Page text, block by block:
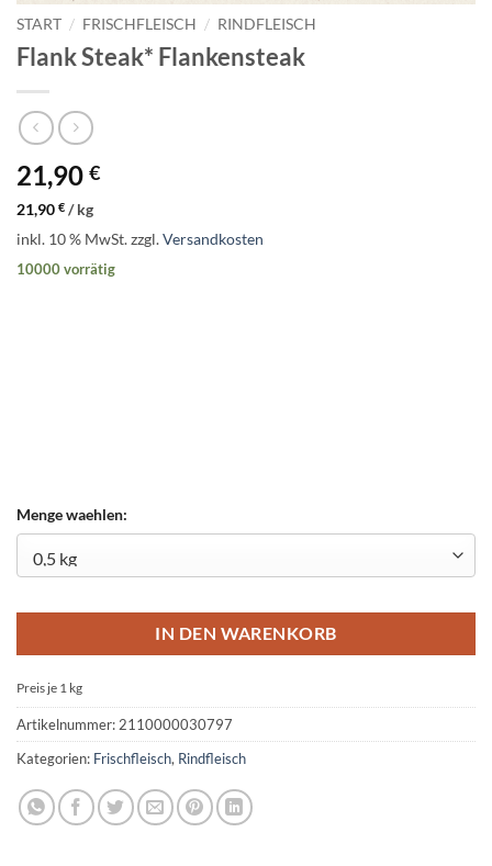
START / FRISCHFLEISCH / RINDFLEISCH
Flank Steak* Flankensteak
21,90 €
21,90 € /kg
inkl. 10 % MwSt.zzgl.Versandkosten
10000 vorrätig
Menge waehlen:
IN DEN WARENKORB
Preis je 1 kg
Artikelnummer: 2110000030797
Kategorien: Frischfleisch, Rindfleisch